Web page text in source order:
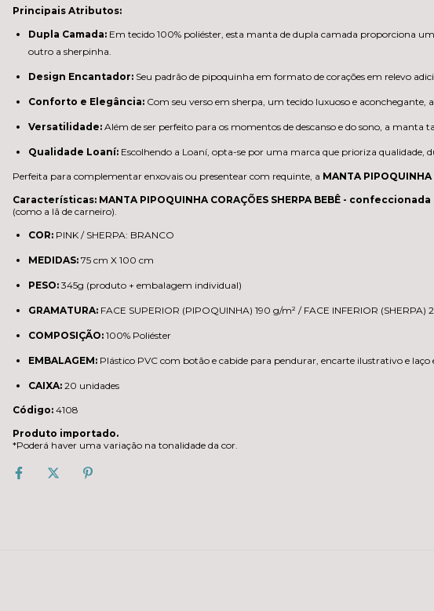
Principais Atributos:
Dupla Camada: Em tecido 100% poliéster, esta manta de dupla camada proporciona
outro a sherpinha.
Design Encantador: Seu padrão de pipoquinha em formato de corações em relevo
Conforto e Elegância: Com seu verso em sherpa, um tecido luxuoso e
Versatilidade: Além de ser perfeito para os momentos de descanso e do sono, a
Qualidade Loaní: Escolhendo a Loaní, opta-se por uma marca que prioriza qualidade,
Perfeita para complementar enxovais ou presentear com requinte, a MANTA PIPOQUINHA
Características: MANTA PIPOQUINHA CORAÇÕES SHERPA BEBÊ - confeccionada
(como a lã de carneiro).
COR: PINK / SHERPA: BRANCO
MEDIDAS: 75 cm X 100 cm
PESO: 345g (produto + embalagem individual)
GRAMATURA: FACE SUPERIOR (PIPOQUINHA) 190 g/m² / FACE INFERIOR (SHERPA)
COMPOSIÇÃO: 100% Poliéster
EMBALAGEM: Plástico PVC com botão e cabide para pendurar, encarte ilustrativo e laço
CAIXA: 20 unidades
Código: 4108
Produto importado.
*Poderá haver uma variação na tonalidade da cor.